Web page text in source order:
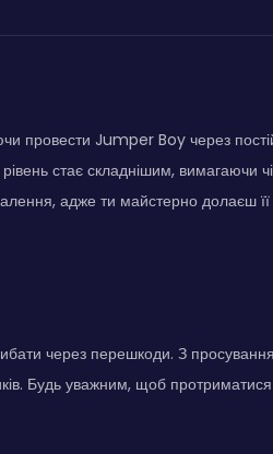
Jumper Boy через
стає складнішим, вимагаючи
адже ти майстерно долаєш
через перешкоди. З
Будь уважним, щоб